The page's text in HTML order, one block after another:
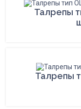
Талрепы
Талрепы